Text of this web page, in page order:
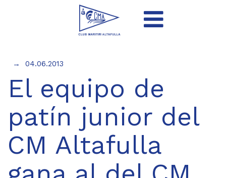
04.06.2013
El equipo de
patín junior del
CM Altafulla